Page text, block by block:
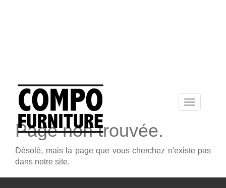
Toggle
navigation
Page non trouvée.
Désolé, mais la page que vous cherchez n'existe pas
dans notre site.